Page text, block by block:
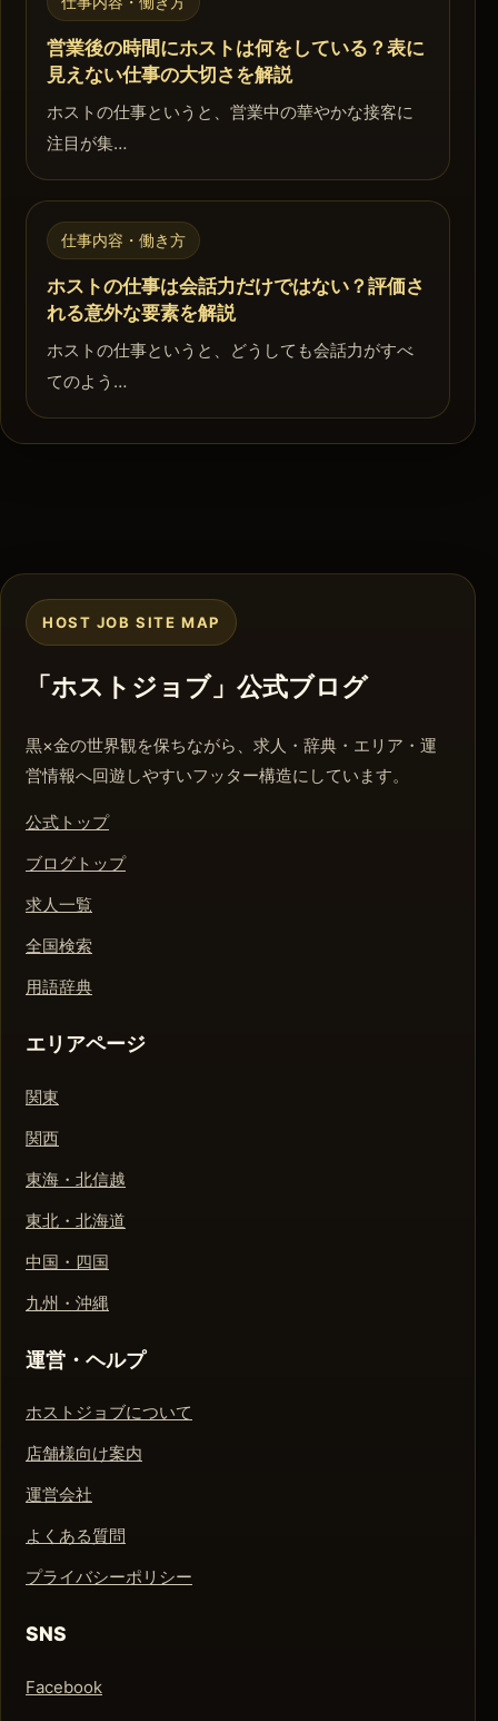
営業後の時間にホストは何をしている？表に
見えない仕事の大切さを解説
ホストの仕事というと、営業中の華やかな接客に
注目が集…
仕事内容・働き方
ホストの仕事は会話力だけではない？評価さ
れる意外な要素を解説
ホストの仕事というと、どうしても会話力がすべ
てのよう…
HOST JOB SITE MAP
「ホストジョブ」公式ブログ
黒×金の世界観を保ちながら、求人・辞典・エリア・運
営情報へ回遊しやすいフッター構造にしています。
公式トップ
ブログトップ
求人一覧
全国検索
用語辞典
エリアページ
関東
関西
東海・北信越
東北・北海道
中国・四国
九州・沖縄
運営・ヘルプ
ホストジョブについて
店舗様向け案内
運営会社
よくある質問
プライバシーポリシー
SNS
Facebook